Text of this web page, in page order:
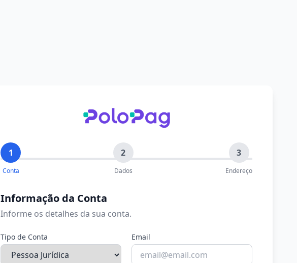
1
Conta
2
Dados
3
Endereço
Informação da Conta
Informe os detalhes da sua conta.
Tipo de Conta Email